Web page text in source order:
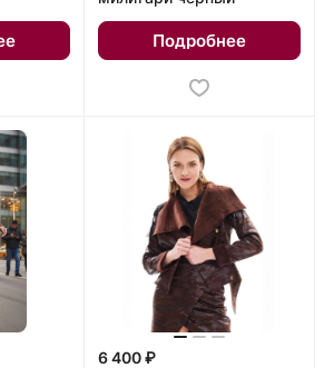
Подробнее
6 400 ₽